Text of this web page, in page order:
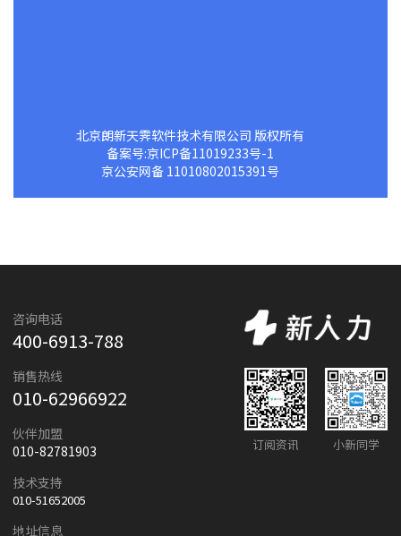
北京朗新天霁软件技术有限公司 版权所有
备案号:京ICP备11019233号-1
京公安网备 11010802015391号
咨询电话
400-6913-788
销售热线
010-62966922
伙伴加盟
010-82781903
技术支持
010-51652005
地址信息
订阅资讯 小新同学